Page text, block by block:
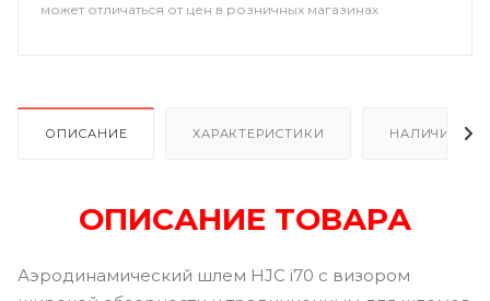
может отличаться от цен в розничных магазинах
ОПИСАНИЕ ХАРАКТЕРИСТИКИ НАЛИЧИЕ В
ОПИСАНИЕ ТОВАРА
Аэродинамический шлем HJC i70 с визором